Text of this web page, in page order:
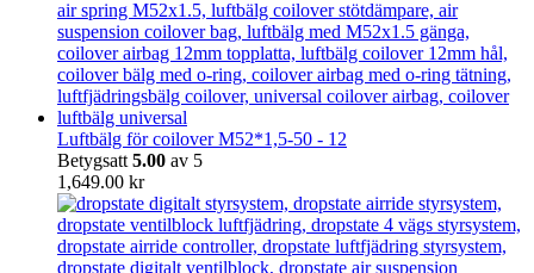
Luftbälg för coilover M52*1,5-50 - 12
Betygsatt 5.00 av 5
1,649.00 kr